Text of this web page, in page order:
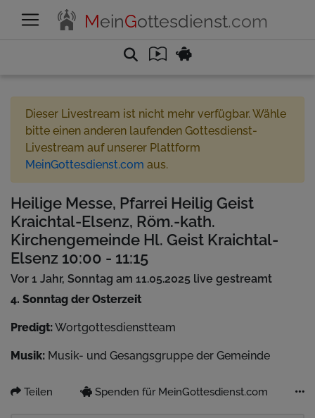
MeinGottesdienst.com
Dieser Livestream ist nicht mehr verfügbar. Wähle
bitte einen anderen laufenden Gottesdienst-
Livestream auf unserer Plattform
MeinGottesdienst.com aus.
Heilige Messe, Pfarrei Heilig Geist
Kraichtal-Elsenz, Röm.-kath.
Kirchengemeinde Hl. Geist Kraichtal-
Elsenz 10:00 - 11:15
Vor 1 Jahr, Sonntag am 11.05.2025 live gestreamt
4. Sonntag der Osterzeit
Predigt:Wortgottesdienstteam
Musik: Musik- und Gesangsgruppe der Gemeinde
Teilen Spenden für MeinGottesdienst.com